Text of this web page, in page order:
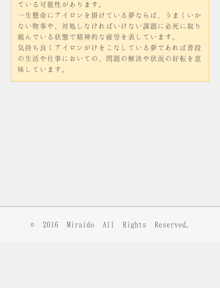
ている可能性があります。
一生懸命にアイロンを掛けている夢ならば、うまくいか
ない物事や、対処しなければいけない課題に必死に取り
組んでいる状態で精神的な疲労を表しています。
気持ち良くアイロンがけをこなしている夢であれば普段
の生活や仕事においての、問題の解決や状況の好転を意
味しています。
© 2016 Miraido All Rights Reserved.